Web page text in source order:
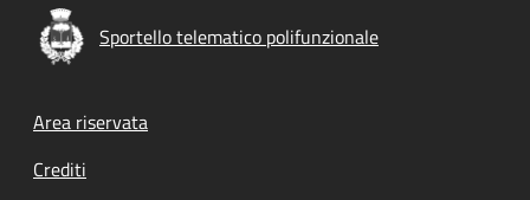
Sportello telematico polifunzionale
Footer menu
Area riservata
Crediti